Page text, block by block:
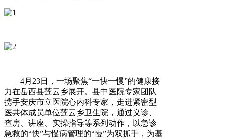
4月23日，一场聚焦“一快一慢”的健康接
力在岳西县莲云乡展开。县中医院专家团队
携手安庆市立医院心内科专家，走进紧密型
医共体成员单位莲云乡卫生院，通过义诊、
查房、讲座、实操指导等系列动作，以急诊
急救的“快”与慢病管理的“慢”为双抓手，为基